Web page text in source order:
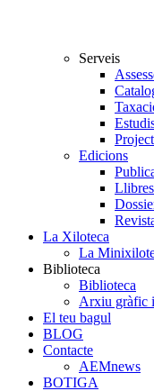
Serveis
Edicions
La Xiloteca
La
Biblioteca
Biblioteca
Arxiu gràfic
El teu bagul
BLOG
Contacte
AEMnews
BOTIGA